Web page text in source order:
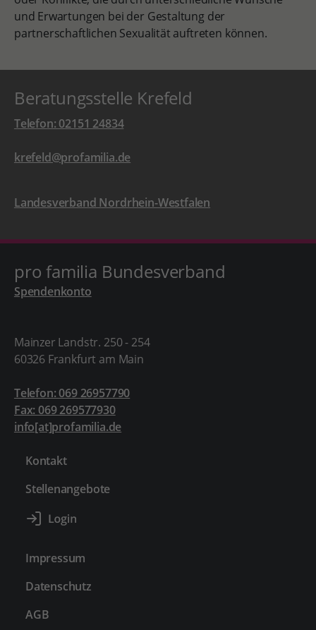
und Erwartungen bei der Gestaltung der
partnerschaftlichen Sexualität auftreten können.
Beratungsstelle Krefeld
Telefon: 02151 24834
krefeld@profamilia.de
Landesverband Nordrhein-Westfalen
pro familia Bundesverband
Spendenkonto
Mainzer Landstr. 250 - 254
60326 Frankfurt am Main
Telefon: 069 26957790
Fax: 069 269577930
info[at]profamilia.de
Kontakt
Stellenangebote
Impressum
Datenschutz
AGB